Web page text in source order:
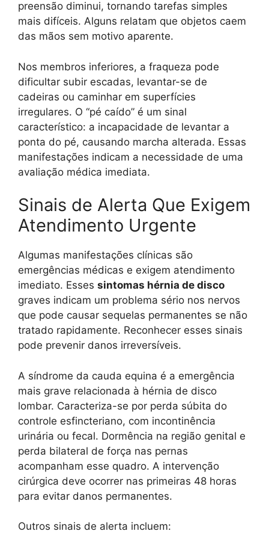
preensão diminui, tornando tarefas simples
mais difíceis. Alguns relatam que objetos caem
das mãos sem motivo aparente.
Nos membros inferiores, a fraqueza pode
dificultar subir escadas, levantar-se de
cadeiras ou caminhar em superfícies
irregulares. O “pé caído” é um sinal
característico: a incapacidade de levantar a
ponta do pé, causando marcha alterada. Essas
manifestações indicam a necessidade de uma
avaliação médica imediata.
Sinais de Alerta Que Exigem
Atendimento Urgente
Algumas manifestações clínicas são
emergências médicas e exigem atendimento
imediato. Esses sintomas hérnia de disco
graves indicam um problema sério nos nervos
que pode causar sequelas permanentes se não
tratado rapidamente. Reconhecer esses sinais
pode prevenir danos irreversíveis.
A síndrome da cauda equina é a emergência
mais grave relacionada à hérnia de disco
lombar. Caracteriza-se por perda súbita do
controle esfincteriano, com incontinência
urinária ou fecal. Dormência na região genital e
perda bilateral de força nas pernas
acompanham esse quadro. A intervenção
cirúrgica deve ocorrer nas primeiras 48 horas
para evitar danos permanentes.
Outros sinais de alerta incluem: